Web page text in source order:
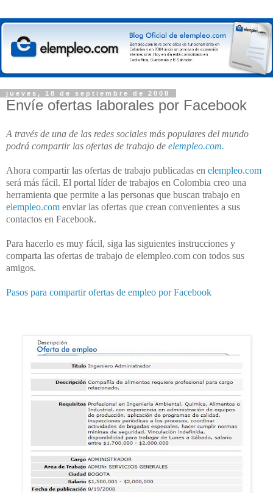
jueves, 18 de septiembre de 2008
Envíe ofertas laborales por Facebook
A través de una de las redes sociales más populares del mundo
podrá compartir las ofertas de trabajo de elempleo.com.
Ahora compartir las ofertas de trabajo publicadas en elempleo.com
será más fácil. El portal líder de trabajos en Colombia creo una
herramienta que permite a las personas que buscan trabajo en
elempleo.com enviar las ofertas que crean convenientes a sus
contactos en Facebook.
Para hacerlo es muy fácil, siga las siguientes instrucciones y
comparta las ofertas de trabajo de elempleo.com con todos sus
amigos.
Pasos para compartir ofertas de empleo por Facebook